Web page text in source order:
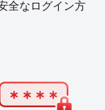
全なログイン方